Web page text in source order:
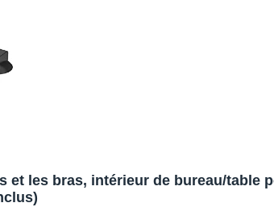
et les bras, intérieur de bureau/table